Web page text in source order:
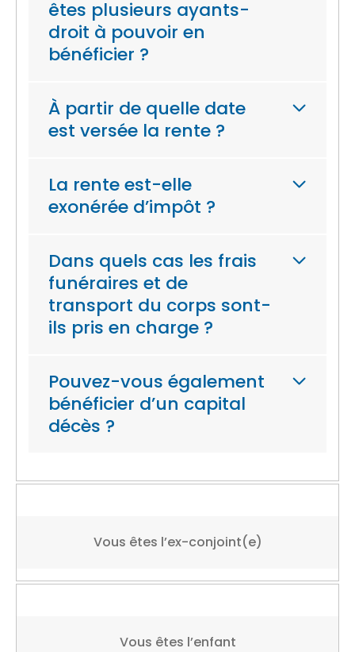
êtes plusieurs ayants-
droit à pouvoir en
bénéficier ?
À partir de quelle date
est versée la rente ?
La rente est-elle
exonérée d’impôt ?
Dans quels cas les frais
funéraires et de
transport du corps sont-
ils pris en charge ?
Pouvez-vous également
bénéficier d’un capital
décès ?
Vous êtes l’ex-conjoint(e)
Vous êtes l’enfant